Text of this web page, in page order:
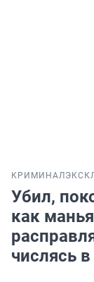
КРИМИНАЛ
Убил,
как
числясь